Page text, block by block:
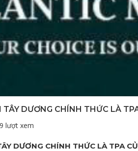
DƯƠNG CHÍNH THỨC LÀ
lượt xem
DƯƠNG CHÍNH THỨC LÀ TPA